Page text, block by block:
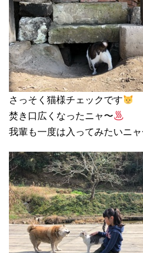
さっそく猫様チェックです
焚き口広くなったニャ〜
我輩も一度は入ってみたいニャ